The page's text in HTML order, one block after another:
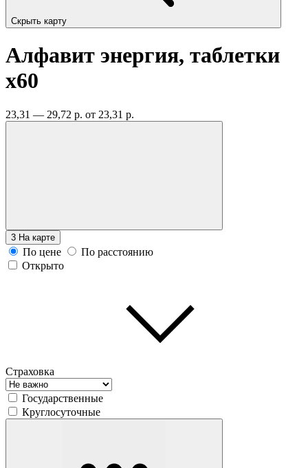
Скрыть карту
Алфавит энергия, таблетки
x60
23,31 — 29,72 р. от 23,31 р.
3 На карте
По цене
По расстоянию
Открыто
Страховка
Государственные
Круглосуточные